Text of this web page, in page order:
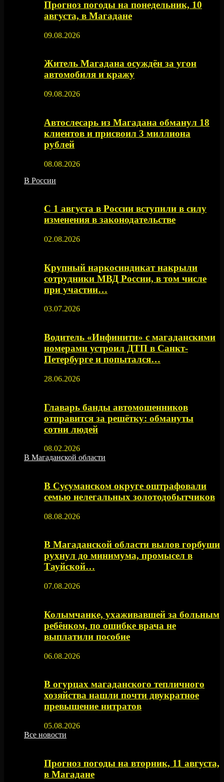
Прогноз погоды на понедельник, 10
августа, в Магадане
09.08.2026
Житель Магадана осуждён за угон
автомобиля и кражу
09.08.2026
Автослесарь из Магадана обманул 18
клиентов и присвоил 3 миллиона
рублей
08.08.2026
В России
С 1 августа в России вступили в силу
изменения в законодательстве
02.08.2026
Крупный наркосиндикат накрыли
сотрудники МВД России, в том числе
при участии…
03.07.2026
Водитель «Инфинити» с магаданскими
номерами устроил ДТП в Санкт-
Петербурге и попытался…
28.06.2026
Главарь банды автомошенников
отправится за решётку: обмануты
сотни людей
08.02.2026
В Магаданской области
В Сусуманском округе оштрафовали
семью нелегальных золотодобытчиков
08.08.2026
В Магаданской области вылов горбуши
рухнул до минимума, промысел в
Тауйской…
07.08.2026
Колымчанке, ухаживавшей за больным
ребёнком, по ошибке врача не
выплатили пособие
06.08.2026
В огурцах магаданского тепличного
хозяйства нашли почти двукратное
превышение нитратов
05.08.2026
Все новости
Прогноз погоды на вторник, 11 августа,
в Магадане